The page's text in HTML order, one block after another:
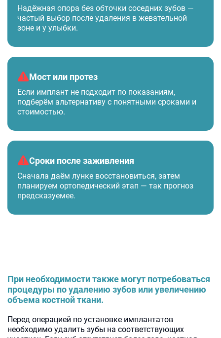
Надёжная опора без обточки соседних зубов —
частый выбор после удаления в жевательной
зоне и у улыбки.
Мост или протез
Если имплант не подходит по показаниям,
подберём альтернативу с понятными сроками и
стоимостью.
Сроки после заживления
Сначала даём лунке восстановиться, затем
планируем ортопедический этап — так прогноз
предсказуемее.
При необходимости также могут потребоваться
процедуры по удалению зубов или увеличению
объема костной ткани.
Перед операцией по установке имплантатов
необходимо удалить зубы на соответствующих